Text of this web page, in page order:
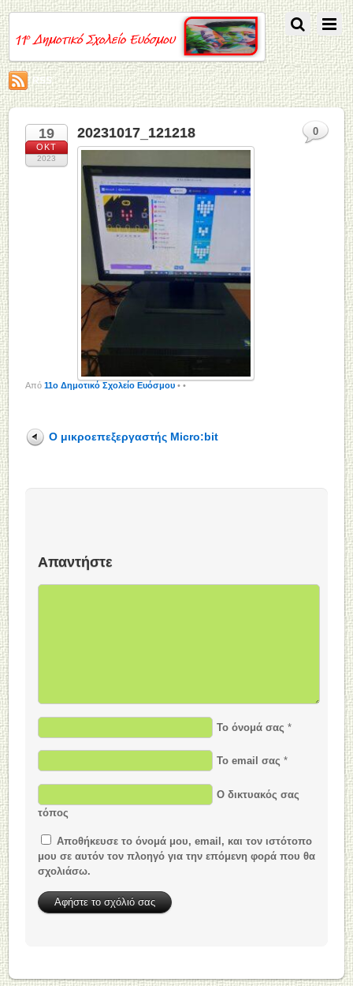
RSS
19
ΟΚΤ
2023
20231017_121218
Από11o Δημοτικό Σχολείο Ευόσμου • •
0
Ο μικροεπεξεργαστής Micro:bit
Απαντήστε
Το όνομά σας *
Το email σας *
Ο δικτυακός σας
τόπος
Αποθήκευσε το όνομά μου, email, και τον ιστότοπο
μου σε αυτόν τον πλοηγό για την επόμενη φορά που θα
σχολιάσω.